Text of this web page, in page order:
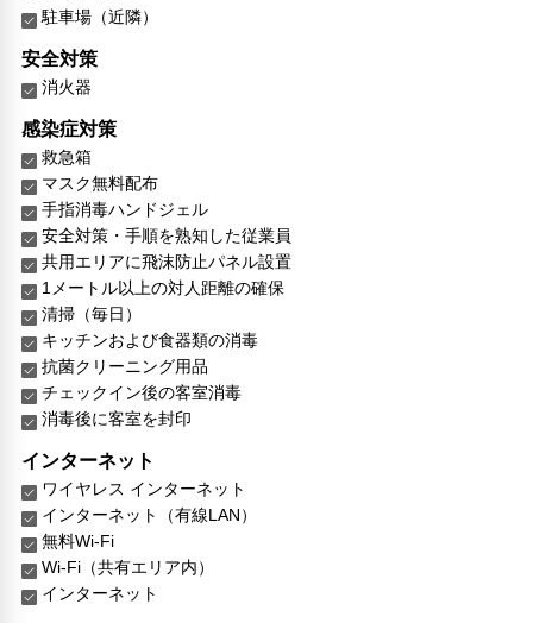
駐車場（近隣）
安全対策
消火器
感染症対策
救急箱
マスク無料配布
手指消毒ハンドジェル
安全対策・手順を熟知した従業員
共用エリアに飛沫防止パネル設置
1メートル以上の対人距離の確保
清掃（毎日）
キッチンおよび食器類の消毒
抗菌クリーニング用品
チェックイン後の客室消毒
消毒後に客室を封印
インターネット
ワイヤレス インターネット
インターネット（有線LAN）
無料Wi-Fi
Wi-Fi（共有エリア内）
インターネット